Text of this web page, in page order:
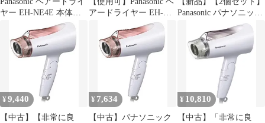
ヤー EH-NE4E 本体
アードライヤー EH-
NE4E 本体【迅速発
Panasonic パナソニック
ドライヤー イオニティ
速乾ノズル
EHNE55K7657-2s ※本
体別売
¥9,440
【中古】【非常に良
¥ 7,634
【中古】パナソニック
¥ 10,810
【中古】「非常に良